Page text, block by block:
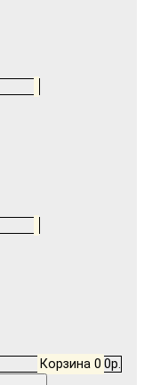
Корзина 0 0р.